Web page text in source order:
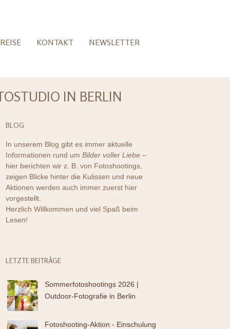
KONTAKT NEWSLETTER
IN BERLIN
BLOG
In unserem Blog gibt es immer aktuelle
Informationen rund um Bilder voller Liebe –
hier berichten wir z. B. von Fotoshootings,
zeigen Blicke hinter die Kulissen und neue
Aktionen werden auch immer zuerst hier
vorgestellt.
Herzlich Willkommen und viel Spaß beim
Lesen!
LETZTE BEITRÄGE
Sommerfotoshootings 2026 |
Outdoor-Fotografie in Berlin
Fotoshooting-Aktion - Einschulung